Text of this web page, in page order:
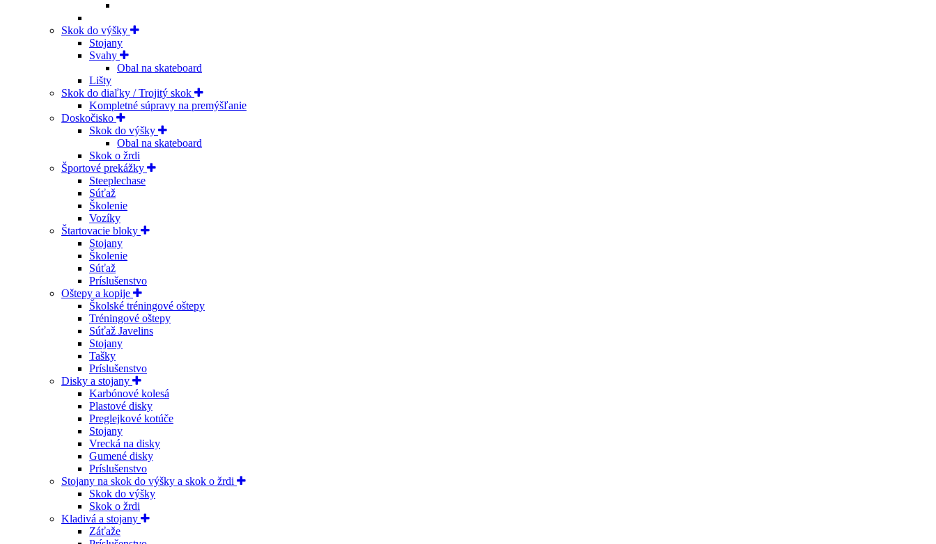
Skok do výšky
Stojany
Svahy
Obal na skateboard
Lišty
Skok do diaľky / Trojitý skok
Kompletné súpravy na premýšľanie
Doskočisko
Skok do výšky
Obal na skateboard
Skok o žrdi
Športové prekážky
Steeplechase
Súťaž
Školenie
Vozíky
Štartovacie bloky
Stojany
Školenie
Súťaž
Príslušenstvo
Oštepy a kopije
Školské tréningové oštepy
Tréningové oštepy
Súťaž Javelins
Stojany
Tašky
Príslušenstvo
Disky a stojany
Karbónové kolesá
Plastové disky
Preglejkové kotúče
Stojany
Vrecká na disky
Gumené disky
Príslušenstvo
Stojany na skok do výšky a skok o žrdi
Skok do výšky
Skok o žrdi
Kladivá a stojany
Záťaže